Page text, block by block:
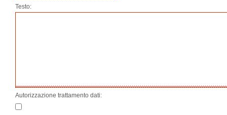
Testo:
Autorizzazione trattamento dati: